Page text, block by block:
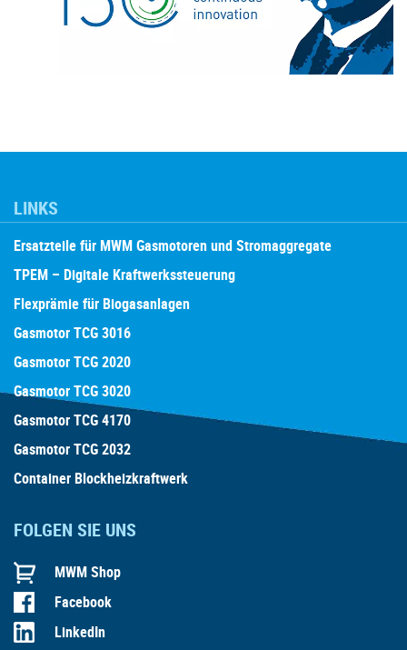
LINKS
Ersatzteile für MWM Gasmotoren und Stromaggregate
TPEM – Digitale Kraftwerkssteuerung
Flexprämie für Biogasanlagen
Gasmotor TCG 3016
Gasmotor TCG 2020
Gasmotor TCG 3020
Gasmotor TCG 4170
Gasmotor TCG 2032
Container Blockheizkraftwerk
FOLGEN SIE UNS
MWM Shop
Facebook
LinkedIn